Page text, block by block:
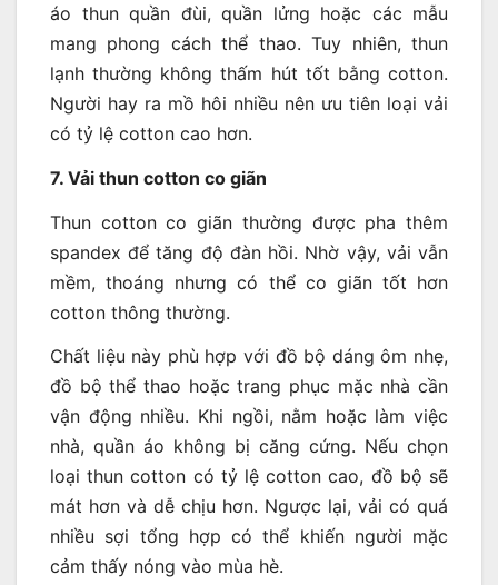
áo thun quần đùi, quần lửng hoặc các mẫu
mang phong cách thể thao. Tuy nhiên, thun
lạnh thường không thấm hút tốt bằng cotton.
Người hay ra mồ hôi nhiều nên ưu tiên loại vải
có tỷ lệ cotton cao hơn.
7. Vải thun cotton co giãn
Thun cotton co giãn thường được pha thêm
spandex để tăng độ đàn hồi. Nhờ vậy, vải vẫn
mềm, thoáng nhưng có thể co giãn tốt hơn
cotton thông thường.
Chất liệu này phù hợp với đồ bộ dáng ôm nhẹ,
đồ bộ thể thao hoặc trang phục mặc nhà cần
vận động nhiều. Khi ngồi, nằm hoặc làm việc
nhà, quần áo không bị căng cứng. Nếu chọn
loại thun cotton có tỷ lệ cotton cao, đồ bộ sẽ
mát hơn và dễ chịu hơn. Ngược lại, vải có quá
nhiều sợi tổng hợp có thể khiến người mặc
cảm thấy nóng vào mùa hè.